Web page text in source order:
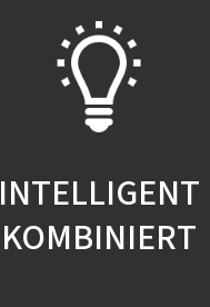
INTELLIGENT
KOMBINIERT